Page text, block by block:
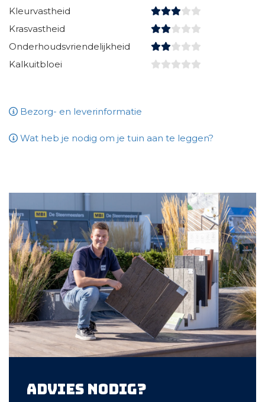
Kleurvastheid
Krasvastheid
Onderhoudsvriendelijkheid
Kalkuitbloei
Bezorg- en leverinformatie
Wat heb je nodig om je tuin aan te leggen?
Advies nodig?